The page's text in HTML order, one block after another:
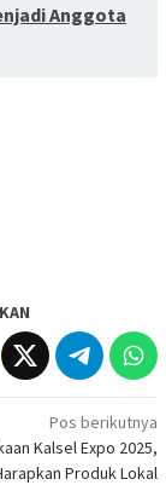
Anggota
Pos berikutnya
Kalsel Expo 2025,
Produk Lokal